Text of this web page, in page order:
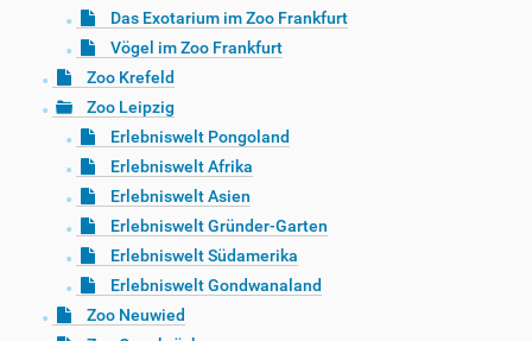
Das Exotarium im Zoo Frankfurt
Vögel im Zoo Frankfurt
Zoo Krefeld
Zoo Leipzig
Erlebniswelt Pongoland
Erlebniswelt Afrika
Erlebniswelt Asien
Erlebniswelt Gründer-Garten
Erlebniswelt Südamerika
Erlebniswelt Gondwanaland
Zoo Neuwied